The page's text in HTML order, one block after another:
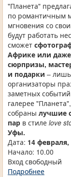
"Планета"
по романтичным
мгновения со
будут работать
сможет
Африке или
сюрпризы,
и подарки – лишь
организаторы
заметных
галерее
собраны лучшие
пар в стиле love
Уфы.
Дата: 14 февраля,
Начало: 10.00
Вход свободный
Подробнее